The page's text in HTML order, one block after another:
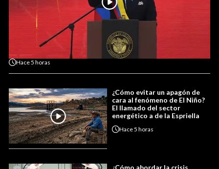
Hace5 horas
¿Cómo evitar un apagón de
cara al fenómeno de El Niño?
El llamado del sector
energético a de la Espriella
Hace5 horas
¿Cómo abordar la crisis